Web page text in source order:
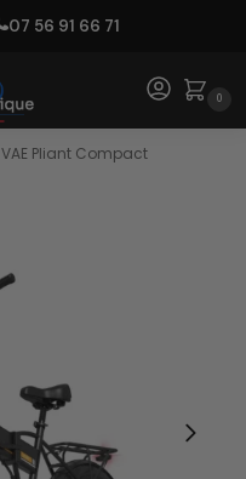
07 56 91 66 71
0
VAE Pliant Compact